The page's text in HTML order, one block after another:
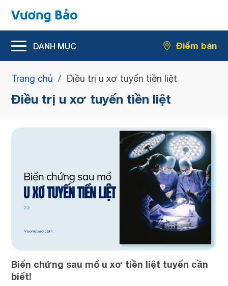
Hỗ trợ giảm rối loạn tiểu tiện
Hỗ trợ giảm kích thước u xơ tiền liệt tuyến
Điểm bán
Trang chủ / Điều trị u xơ tuyến tiền liệt
Điều trị u xơ tuyến tiền liệt
Biến chứng sau mổ u xơ tiền liệt tuyến cần
biết!